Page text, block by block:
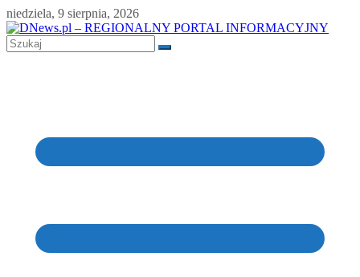
Skip
to
content
niedziela, 9 sierpnia, 2026